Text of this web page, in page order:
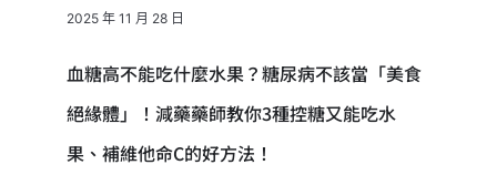
2025 年 11 月 28 日
血糖高不能吃什麼水果？糖尿病不該當「美食
絕緣體」！減藥藥師教你3種控糖又能吃水
果、補維他命C的好方法！